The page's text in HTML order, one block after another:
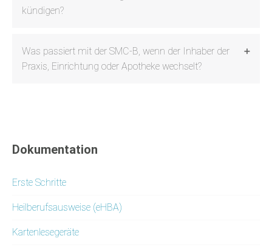
kündigen?
Was passiert mit der SMC-B, wenn der Inhaber der
Praxis, Einrichtung oder Apotheke wechselt?
Dokumentation
Erste Schritte
Heilberufsausweise (eHBA)
Kartenlesegeräte